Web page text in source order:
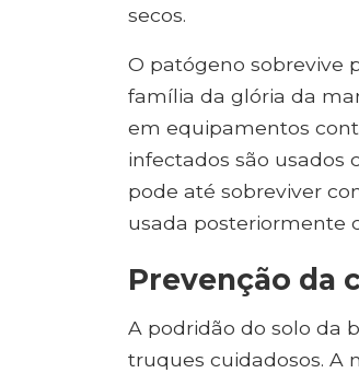
secos.
O patógeno sobrevive
família da glória da
em equipamentos
infectados são usados
pode até sobreviver
usada posteriormente
Prevenção da
A podridão do solo da
truques cuidadosos. A